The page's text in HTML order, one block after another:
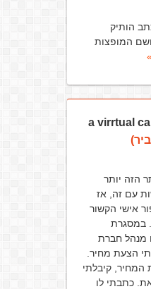
הותיק
המופצות
הזה יותר
עם זה, אז
אישי הקשור
במסגרת
מנהל חברת
הצעת מחיר.
המחיר, קיבלתי
כתבתי לו